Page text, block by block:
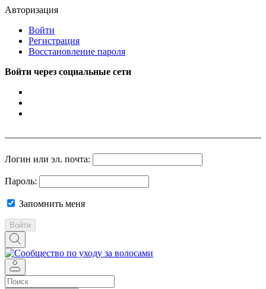
Авторизация
Войти
Регистрация
Восстановление пароля
Войти через социальные сети
Логин или эл. почта:
Пароль:
Запомнить меня
Войти